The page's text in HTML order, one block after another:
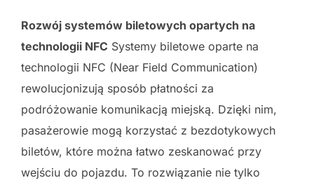
Rozwój systemów biletowych opartych na
technologii NFC Systemy biletowe oparte na
technologii NFC (Near Field Communication)
rewolucjonizują sposób płatności za
podróżowanie komunikacją miejską. Dzięki nim,
pasażerowie mogą korzystać z bezdotykowych
biletów, które można łatwo zeskanować przy
wejściu do pojazdu. To rozwiązanie nie tylko